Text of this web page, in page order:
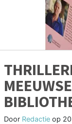
Door Redactie op